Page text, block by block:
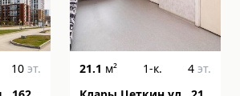
10 эт.
21.1 м² 1-к. 4 эт.